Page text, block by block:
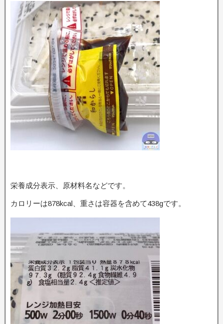
栄養成分表示、原材料名などです。
カロリーは878kcal、重さは容器を含めて438gです。